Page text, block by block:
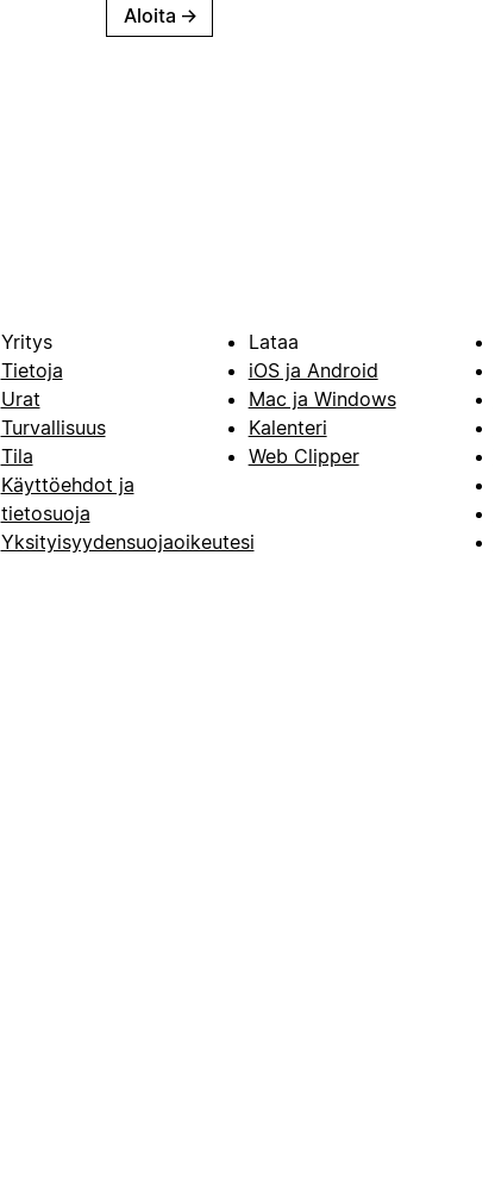
Aloita →
Yritys
Tietoja
Urat
Turvallisuus
Tila
Käyttöehdot ja
tietosuoja
Yksityisyydensuojaoikeutesi
Lataa
iOS ja Android
Mac ja Windows
Kalenteri
Web Clipper